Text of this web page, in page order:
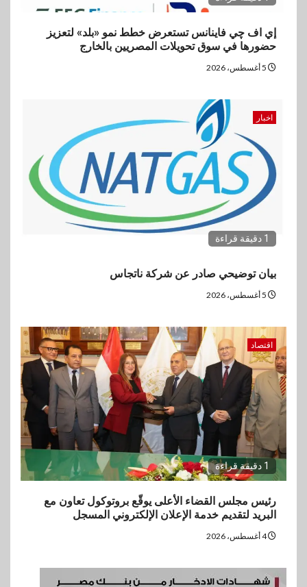
إي اف چي فاينانس تستعرض خطط نمو «بلد» لتعزيز
حضورها في سوق تحويلات المصريين بالخارج
اخبار
1 دقيقة قراءة
بيان توضيحي صادر عن شركة ناتجاس
اقتصاد
1 دقيقة قراءة
رئيس مجلس القضاء الأعلى يوقّع بروتوكول تعاون مع
البريد لتقديم خدمة الإعلان الإلكتروني المسجل
4 أغسطس، 2026